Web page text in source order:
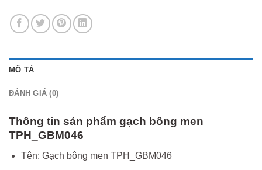
MÔ TẢ
ĐÁNH GIÁ (0)
Thông tin sản phẩm gạch bông men
TPH_GBM046
Tên: Gạch bông men TPH_GBM046